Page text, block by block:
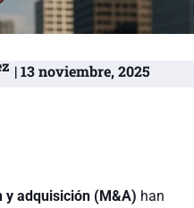
| 13 noviembre, 2025
y adquisición (M&A) han